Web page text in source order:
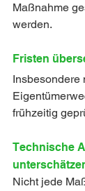
Maßnahme
werden.
Fristen
Insbesondere
frühzeitig
Technische
Nicht jede